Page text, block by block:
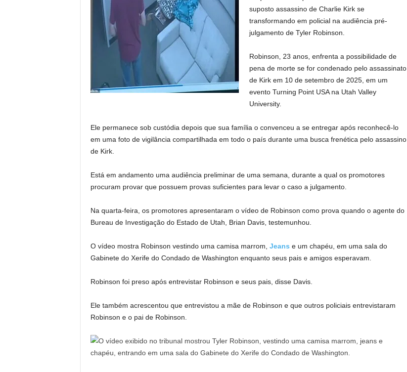
suposto assassino de Charlie Kirk se
transformando em policial na audiência pré-
julgamento de Tyler Robinson.
Robinson, 23 anos, enfrenta a possibilidade de
pena de morte se for condenado pelo assassinato
de Kirk em 10 de setembro de 2025, em um
evento Turning Point USA na Utah Valley
University.
Ele permanece sob custódia depois que sua família o convenceu a se entregar após reconhecê-lo
em uma foto de vigilância compartilhada em todo o país durante uma busca frenética pelo assassino
de Kirk.
Está em andamento uma audiência preliminar de uma semana, durante a qual os promotores
procuram provar que possuem provas suficientes para levar o caso a julgamento.
Na quarta-feira, os promotores apresentaram o vídeo de Robinson como prova quando o agente do
Bureau de Investigação do Estado de Utah, Brian Davis, testemunhou.
O vídeo mostra Robinson vestindo uma camisa marrom, Jeans e um chapéu, em uma sala do
Gabinete do Xerife do Condado de Washington enquanto seus pais e amigos esperavam.
Robinson foi preso após entrevistar Robinson e seus pais, disse Davis.
Ele também acrescentou que entrevistou a mãe de Robinson e que outros policiais entrevistaram
Robinson e o pai de Robinson.